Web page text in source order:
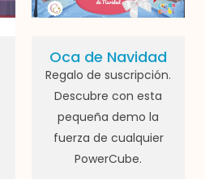
Oca de Navidad
Regalo de suscripción.
Descubre con esta
pequeña demo la
fuerza de cualquier
PowerCube.